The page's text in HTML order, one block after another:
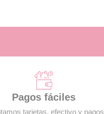
Pagos fáciles
tarjetas, efectivo y pagos